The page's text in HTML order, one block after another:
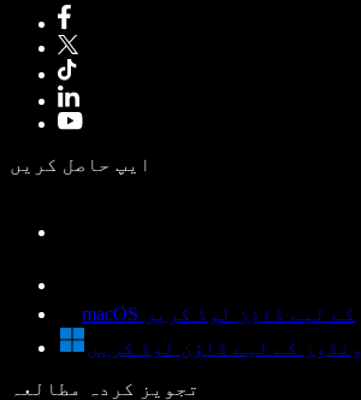
ایپ حاصل کریں
macOS کے لیے ڈاؤن لوڈ کریں
ونڈوز کے لیے ڈاؤن لوڈ کریں
تجویز کردہ مطالعہ